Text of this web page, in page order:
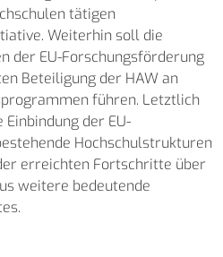
tätigen
Weiterhin soll die
der EU-Forschungsförderung
Beteiligung der HAW an
führen. Letztlich
der EU-
Hochschulstrukturen
erreichten Fortschritte über
weitere bedeutende